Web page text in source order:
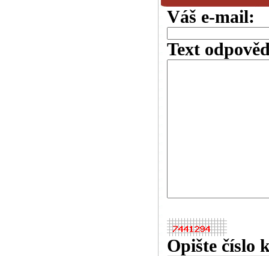
Váš e-mail:
Text
Opište číslo